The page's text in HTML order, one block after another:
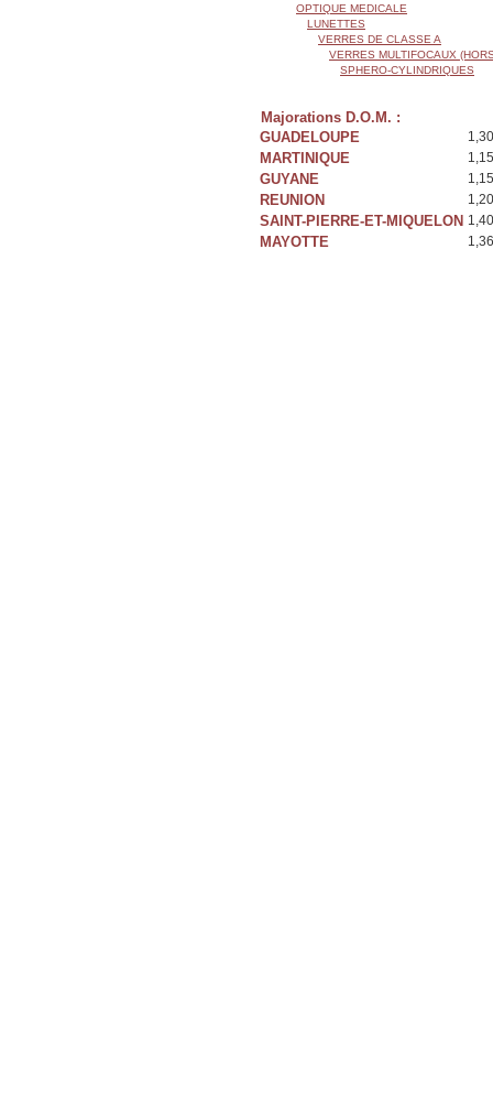
OPTIQUE MEDICALE
LUNETTES
VERRES DE CLASSE A
VERRES MULTIFOCAUX
SPHERO-CYLINDRIQUES
Majorations D.O.M. :
GUADELOUPE
MARTINIQUE
GUYANE
REUNION
SAINT-PIERRE-ET-MIQUELON
MAYOTTE